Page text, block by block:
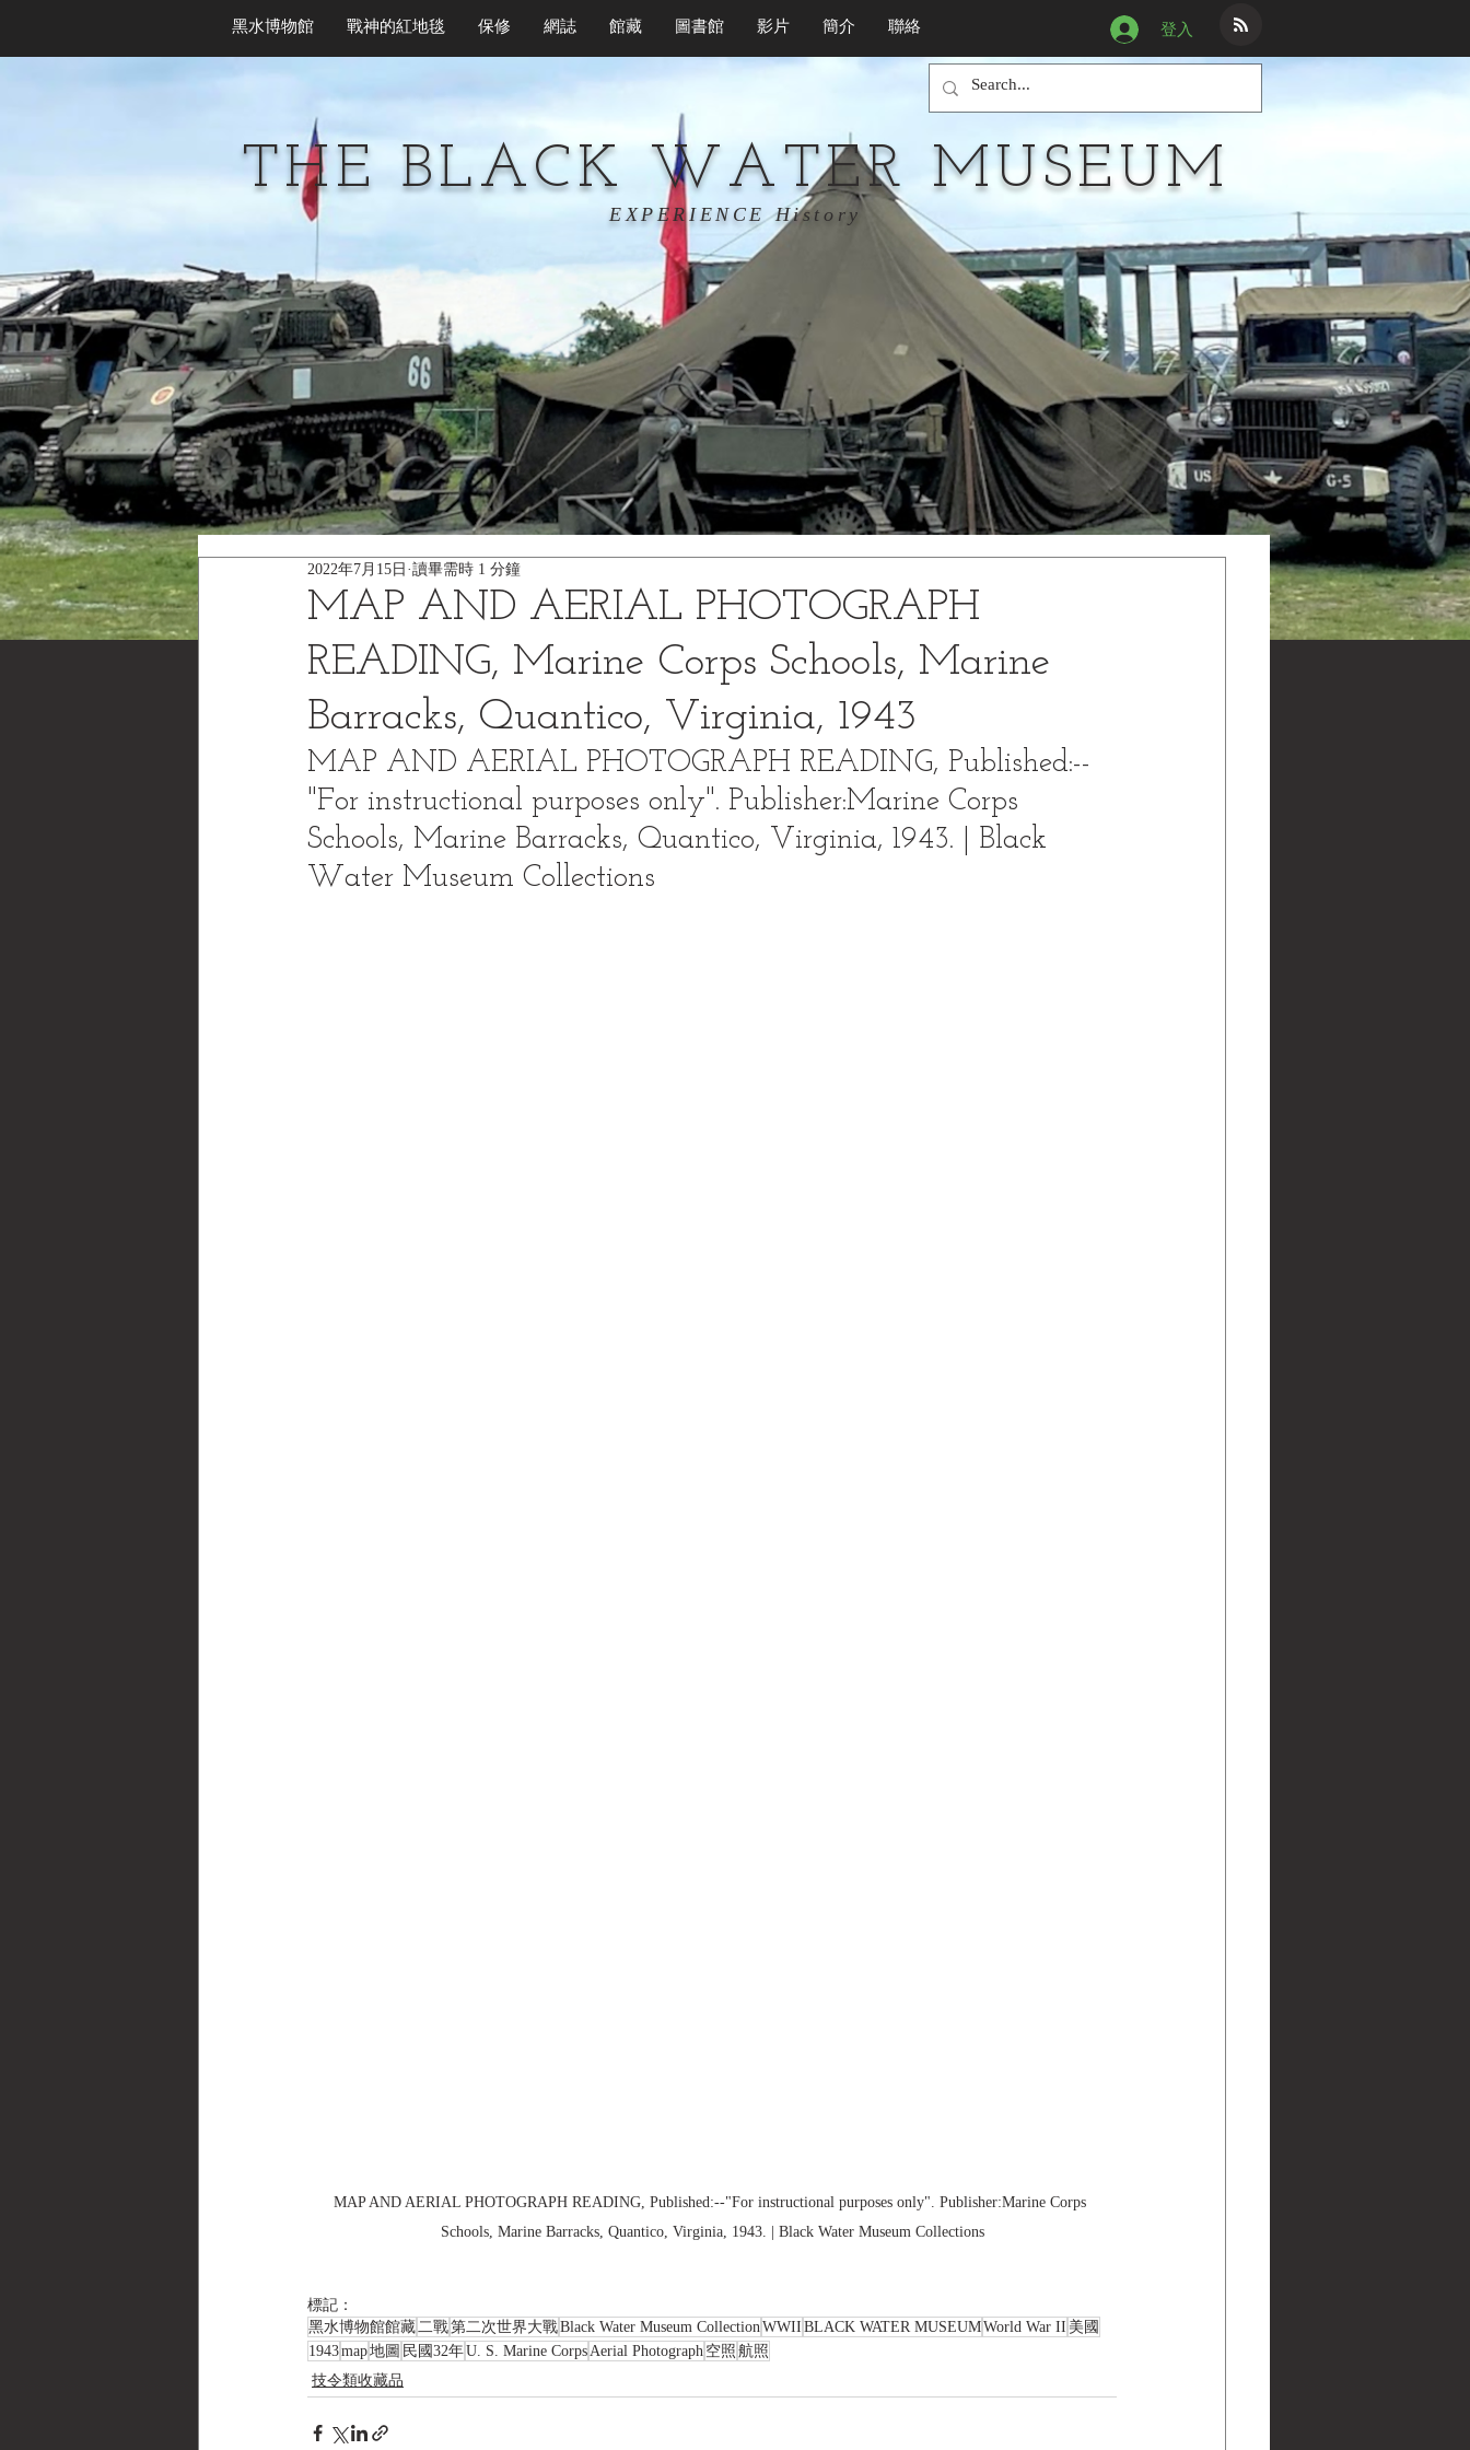
黑水博物館 戰神的紅地毯 保修 網誌 館藏 圖書館 影片 簡介 聯絡 登入
THE BLACK WATER MUSEUM
EXPERIENCE History
MAP AND AERIAL PHOTOGRAPH
READING, Marine Corps Schools, Marine
Barracks, Quantico, Virginia, 1943
2022年7月15日 讀畢需時 1 分鐘
MAP AND AERIAL PHOTOGRAPH READING, Published:--
"For instructional purposes only". Publisher:Marine Corps
Schools, Marine Barracks, Quantico, Virginia, 1943. | Black
Water Museum Collections
MAP AND AERIAL PHOTOGRAPH READING, Published:--"For instructional purposes only". Publisher:Marine Corps
Schools, Marine Barracks, Quantico, Virginia, 1943. | Black Water Museum Collections
標記：
黑水博物館館藏 二戰第二次世界大戰Black Water Museum Collection WWII BLACK WATER MUSEUMWorld War II 美國
1943map地圖 民國32年U. S. Marine Corps Aerial Photograph 空照 航照
技令類收藏品